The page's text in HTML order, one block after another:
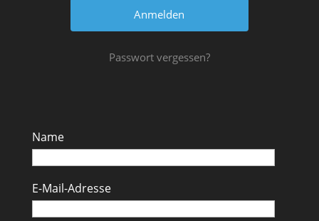
Passwort vergessen?
Name
E-Mail-Adresse